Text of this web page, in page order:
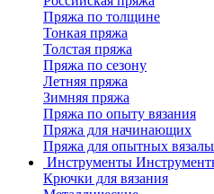
Пряжа по толщине
Тонкая пряжа
Толстая пряжа
Пряжа по сезону
Летняя пряжа
Зимняя пряжа
Пряжа по опыту вязания
Пряжа для начинающих
Пряжа для опытных
Инструменты
Крючки для вязания